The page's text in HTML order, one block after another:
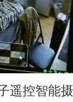
控智能摄